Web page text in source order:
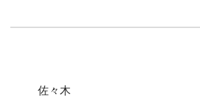
佐々木